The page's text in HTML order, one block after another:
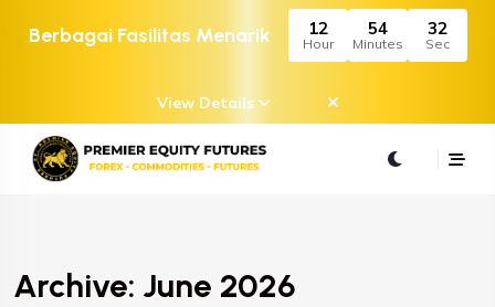
Berbagai Fasilitas Menarik 12
Hour
54
Minutes
32
Sec
View Details
Archive: June 2026